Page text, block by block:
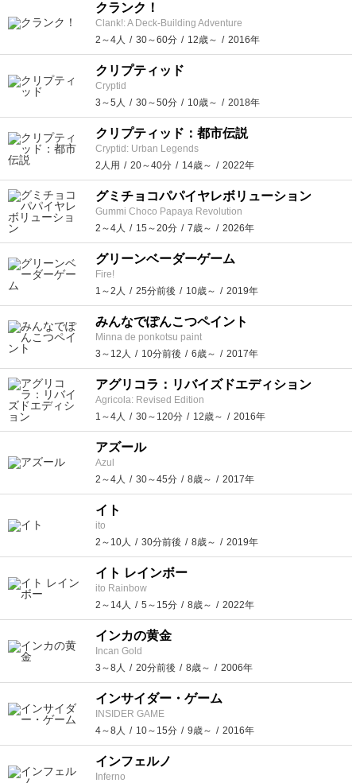
クランク！
Clank!: A Deck-Building Adventure
2～4人
30～60分 12歳～ 2016年
クリプティッド
Cryptid
3～5人
30～50分 10歳～ 2018年
クリプティッド：都市伝説
Cryptid: Urban Legends
2人用
20～40分 14歳～ 2022年
グミチョコパパイヤレボリューション
Gummi Choco Papaya Revolution
2～4人
15～20分 7歳～ 2026年
グリーンベーダーゲーム
Fire!
1～2人
25分前後 10歳～ 2019年
みんなでぽんこつペイント
Minna de ponkotsu paint
3～12人
10分前後 6歳～ 2017年
アグリコラ：リバイズドエディション
Agricola: Revised Edition
1～4人
30～120分 12歳～ 2016年
アズール
Azul
2～4人
30～45分 8歳～ 2017年
イト
ito
2～10人
30分前後 8歳～ 2019年
イト レインボー
ito Rainbow
2～14人
5～15分 8歳～ 2022年
インカの黄金
Incan Gold
3～8人
20分前後 8歳～ 2006年
インサイダー・ゲーム
INSIDER GAME
4～8人
10～15分 9歳～ 2016年
インフェルノ
Inferno